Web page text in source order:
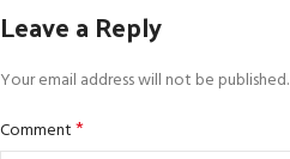
Leave a Reply
Your email address will not be published.
Comment*